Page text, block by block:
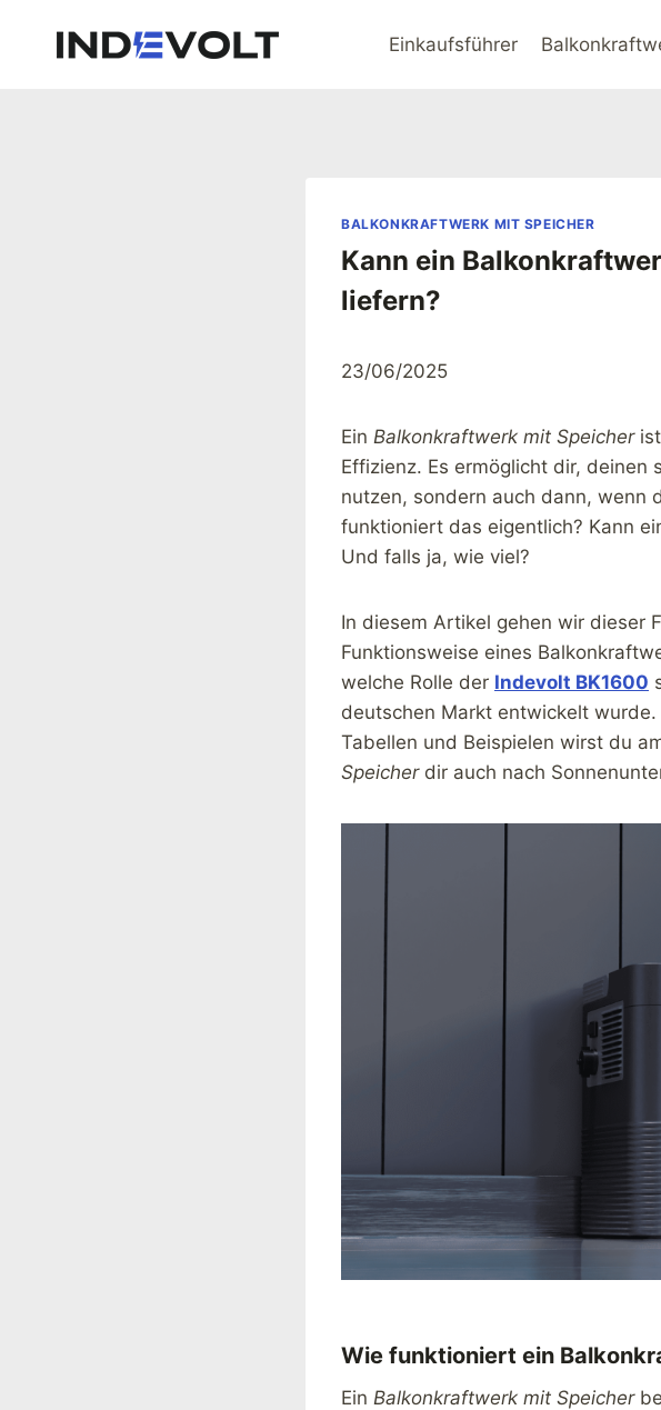
Einkaufsführer
BALKONKRAFTWERK MIT SPEICHER
Kann ein
liefern?
23/06/2025
Ein Balkonkraftwerk mit Speicherist
Effizienz. Es ermöglicht dir,
nutzen, sondern auch dann, wenn
funktioniert das eigentlich? Kann
Und falls ja, wie viel?
In diesem Artikel gehen wir dieser
Funktionsweise eines
welche Rolle der Indevolt BK1600
deutschen Markt entwickelt
Tabellen und Beispielen wirst du
Speicherdir auch nach
Wie funktioniert ein
Ein Balkonkraftwerk mit Speicher